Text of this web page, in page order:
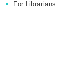
For Librarians